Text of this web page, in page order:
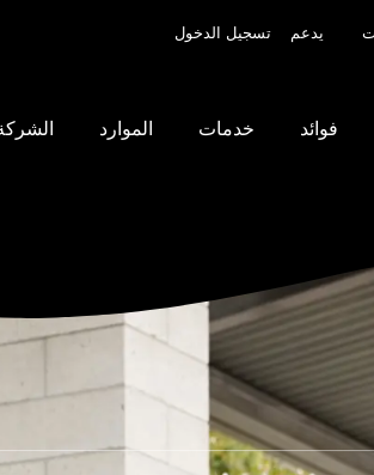
يدعم تسجيل الدخول
فوائد خدمات الموارد